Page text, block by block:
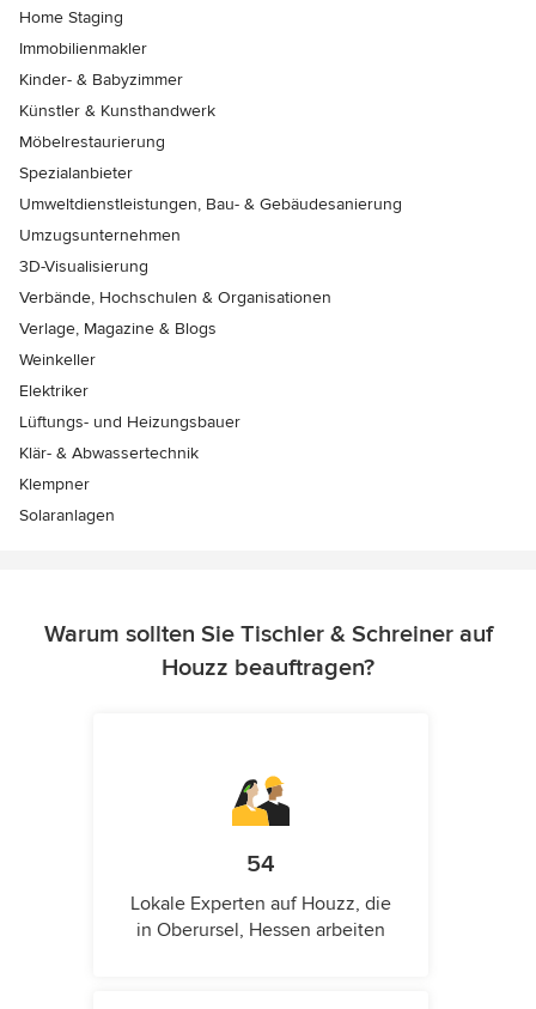
Home Staging
Immobilienmakler
Kinder- & Babyzimmer
Künstler & Kunsthandwerk
Möbelrestaurierung
Spezialanbieter
Umweltdienstleistungen, Bau- & Gebäudesanierung
Umzugsunternehmen
3D-Visualisierung
Verbände, Hochschulen & Organisationen
Verlage, Magazine & Blogs
Weinkeller
Elektriker
Lüftungs- und Heizungsbauer
Klär- & Abwassertechnik
Klempner
Solaranlagen
Warum sollten Sie Tischler & Schreiner auf
Houzz beauftragen?
54
Lokale Experten auf Houzz, die
in Oberursel, Hessen arbeiten